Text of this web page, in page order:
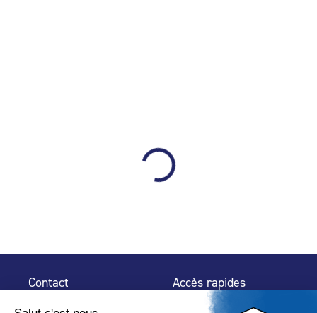
Contact
32 rue de Mogador
Accès rapides
Espace Presse